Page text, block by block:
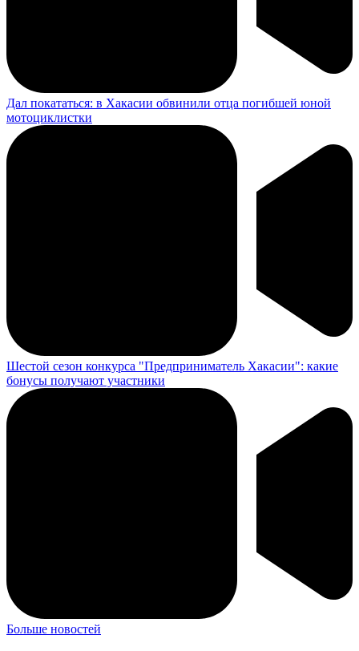
Дал покататься: в Хакасии обвинили отца погибшей юной
мотоциклистки
Шестой сезон конкурса "Предприниматель Хакасии": какие
бонусы получают участники
Больше новостей